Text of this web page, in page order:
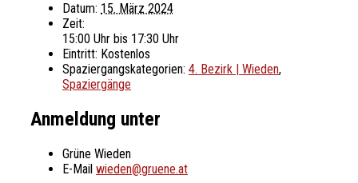
Datum: 15. März 2024
Zeit:
15:00 Uhr bis 17:30 Uhr
Eintritt: Kostenlos
Spaziergangskategorien: 4. Bezirk | Wieden,
Spaziergänge
Anmeldung unter
Grüne Wieden
E-Mail wieden@gruene.at